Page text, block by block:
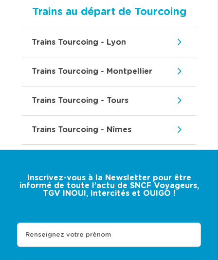
Trains au départ de Tourcoing
Trains Tourcoing - Lyon
Trains Tourcoing - Montpellier
Trains Tourcoing - Tours
Trains Tourcoing - Nîmes
Inscrivez-vous à la Newsletter pour être
informé de toute l’actu de SNCF Voyageurs,
TGV INOUI, Intercités et OUIGO !
Renseignez votre prénom